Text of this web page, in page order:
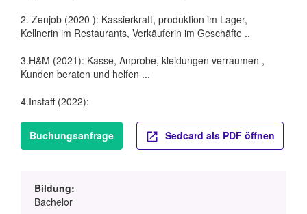
2. Zenjob (2020 ): Kassierkraft, produktion im Lager,
Kellnerin im Restaurants, Verkäuferin im Geschäfte ..
3.H&M (2021): Kasse, Anprobe, kleidungen verraumen ,
Kunden beraten und helfen ...
4.Instaff (2022):
Buchungsanfrage Sedcard als PDF öffnen
Bildung:
Bachelor